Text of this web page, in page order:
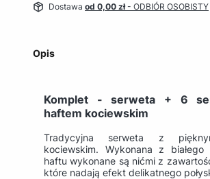
Dostawa od 0,00 zł- ODBIÓR OSOBISTY
Opis
Komplet - serweta + 6
haftem kociewskim
Tradycyjna serweta z
kociewskim. Wykonana z białego
haftu wykonane są nićmi z
które nadają efekt delikatnego